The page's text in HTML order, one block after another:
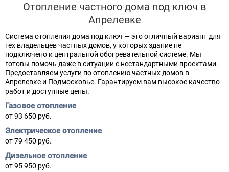
Отопление частного дома под ключ в
Апрелевке
Система отопления дома под ключ — это отличный вариант для
тех владельцев частных домов, у которых здание не
подключено к центральной обогревательной системе. Мы
готовы помочь даже в ситуации с нестандартными проектами.
Предоставляем услуги по отоплению частных домов в
Апрелевке и Подмосковье. Гарантируем вам высокое качество
работ и доступные цены.
Газовое отопление
от 93 650 руб.
Электрическое отопление
от 79 450 руб.
Дизельное отопление
от 95 950 руб.